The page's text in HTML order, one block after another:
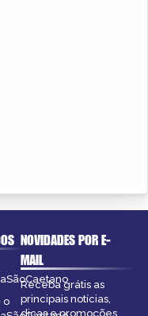
o
NOVIDADES POR E-
MAIL
Receba grátis as
principais notícias,
dicas e promoções